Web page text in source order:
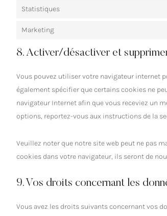
Statistiques
Marketing
8. Activer/désactiver et
Vous pouvez utiliser votre navigateur internet
également spécifier que certains cookies ne
navigateur Internet afin que vous receviez un
options, reportez-vous aux instructions de la
Veuillez noter que notre site web peut ne pas
cookies dans votre navigateur, ils seront de
9. Vos droits concernant les
Vous avez les droits suivants concernant vos